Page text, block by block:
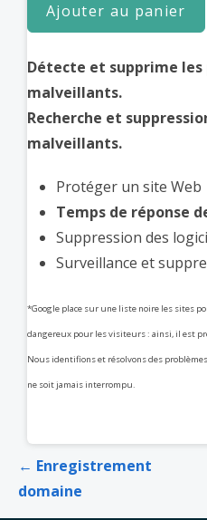
Ajouter au panier
Détecte et supprime
malveillants.
Recherche et
malveillants.
Protéger un site Web
Temps de réponse
Suppression des
Surveillance et
*Google place sur une liste noire les sites
dangereux pour les visiteurs : ainsi, il est
Nous identifions et résolvons des
ne soit jamais interrompu.
Navigation
de
← Enregistrement
domaine